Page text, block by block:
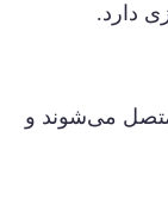
دارد.
می‌شوند و